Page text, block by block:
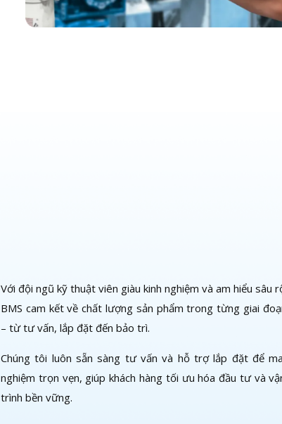
Với đội ngũ kỹ thuật viên giàu kinh nghiệm và am hiểu sâu
BMS cam kết về chất lượng sản phẩm trong từng giai
– từ tư vấn, lắp đặt đến bảo trì.
Chúng tôi luôn sẵn sàng tư vấn và hỗ trợ lắp đặt để
nghiệm trọn vẹn, giúp khách hàng tối ưu hóa đầu tư và
trình bền vững.